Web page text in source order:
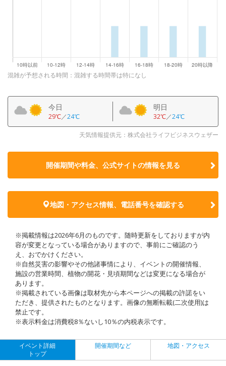
混雑が予想される時間：混雑する時間帯は特になし
今日
29℃／24℃
明日
32℃／24℃
天気情報提供元：株式会社ライフビジネスウェザー
開催期間や料金、公式サイトの情報を見る
地図・アクセス情報、電話番号を確認する
※掲載情報は2026年6月のものです。随時更新をしておりますが内
容が変更となっている場合がありますので、事前にご確認のう
え、おでかけください。
※自然災害の影響やその他諸事情により、イベントの開催情報、
施設の営業時間、植物の開花・見頃期間などは変更になる場合が
あります。
※掲載されている画像は取材先から本ページへの掲載の許諾をい
ただき、提供されたものとなります。画像の無断転載(二次使用)は
禁止です。
※表示料金は消費税8％ないし10％の内税表示です。
イベント詳細
トップ
開催期間など 地図・アクセス